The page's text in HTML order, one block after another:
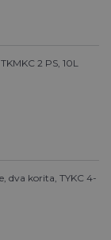
2 PS, 10L
dva korita, TYKC 4-